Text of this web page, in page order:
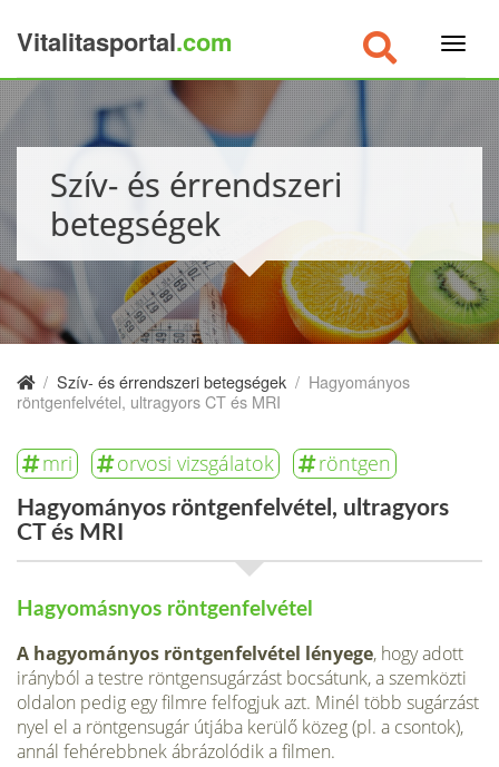
Vitalitasportal.com
Szív- és érrendszeri
betegségek
/ Szív- és érrendszeri betegségek / Hagyományos
röntgenfelvétel, ultragyors CT és MRI
mri orvosi vizsgálatok röntgen
Hagyományos röntgenfelvétel, ultragyors
CT és MRI
Hagyomásnyos röntgenfelvétel
A hagyományos röntgenfelvétel lényege, hogy adott
irányból a testre röntgensugárzást bocsátunk, a szemközti
oldalon pedig egy filmre felfogjuk azt. Minél több sugárzást
nyel el a röntgensugár útjába kerülő közeg (pl. a csontok),
annál fehérebbnek ábrázolódik a filmen.
×